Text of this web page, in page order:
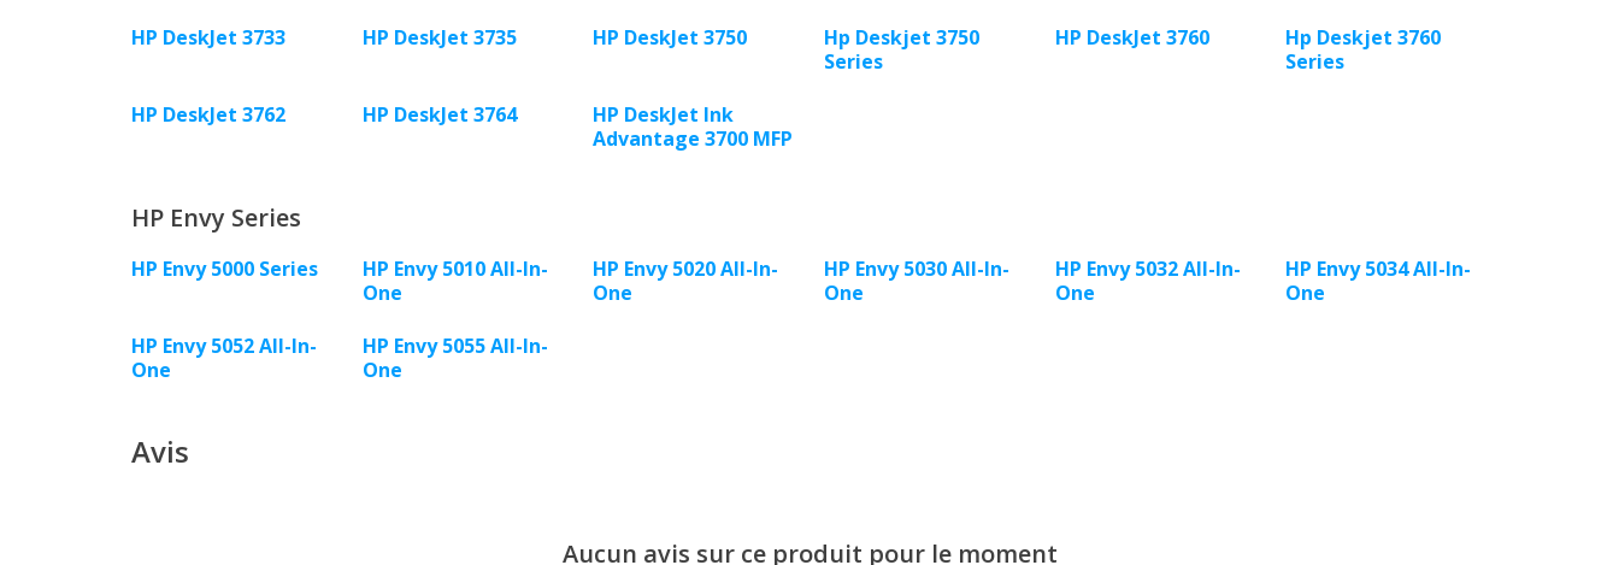
HP DeskJet 3733 HP DeskJet 3735 HP DeskJet 3750
Hp Deskjet 3750
Series
HP DeskJet 3760
Hp Deskjet 3760
Series
HP DeskJet 3762
HP DeskJet 3764
HP DeskJet Ink
Advantage 3700 MFP
HP Envy Series
HP Envy 5000 Series
HP Envy 5010 All-ln-
One
HP Envy 5020 All-ln-
One
HP Envy 5030 All-ln-
One
HP Envy 5032 All-ln-
One
HP Envy 5034 All-ln-
One
HP Envy 5052 All-ln-
One
HP Envy 5055 All-ln-
One
Avis
Aucun avis sur ce produit pour le moment